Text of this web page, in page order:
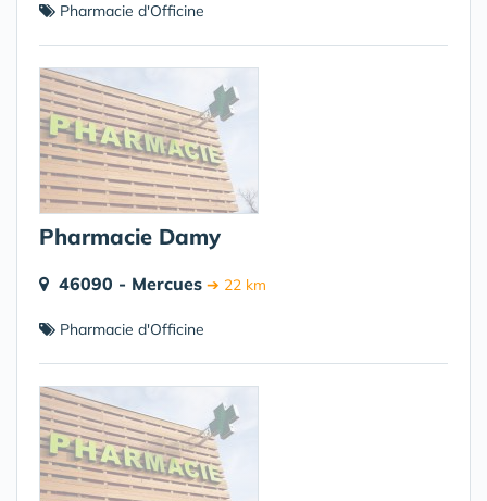
Pharmacie d'Officine
Pharmacie Damy
46090 - Mercues ➔ 22 km
Pharmacie d'Officine